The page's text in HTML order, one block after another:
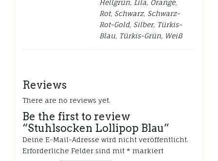
Hellgrün, Lila, Orange,
Rot, Schwarz, Schwarz-
Rot-Gold, Silber, Türkis-
Blau, Türkis-Grün, Weiß
Reviews
There are no reviews yet.
Be the first to review
“Stuhlsocken Lollipop Blau”
Deine E-Mail-Adresse wird nicht veröffentlicht.
Erforderliche Felder sind mit * markiert